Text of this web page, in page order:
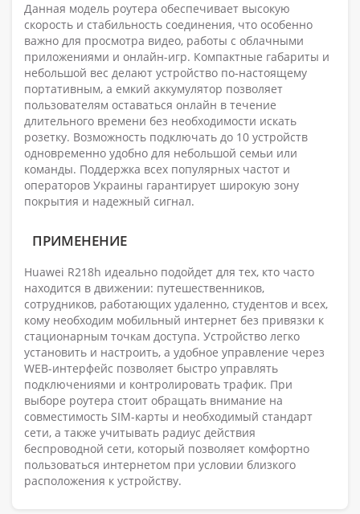
Данная модель роутера обеспечивает высокую
скорость и стабильность соединения, что особенно
важно для просмотра видео, работы с облачными
приложениями и онлайн-игр. Компактные габариты и
небольшой вес делают устройство по-настоящему
портативным, а емкий аккумулятор позволяет
пользователям оставаться онлайн в течение
длительного времени без необходимости искать
розетку. Возможность подключать до 10 устройств
одновременно удобно для небольшой семьи или
команды. Поддержка всех популярных частот и
операторов Украины гарантирует широкую зону
покрытия и надежный сигнал.
ПРИМЕНЕНИЕ
Huawei R218h идеально подойдет для тех, кто часто
находится в движении: путешественников,
сотрудников, работающих удаленно, студентов и всех,
кому необходим мобильный интернет без привязки к
стационарным точкам доступа. Устройство легко
установить и настроить, а удобное управление через
WEB-интерфейс позволяет быстро управлять
подключениями и контролировать трафик. При
выборе роутера стоит обращать внимание на
совместимость SIM-карты и необходимый стандарт
сети, а также учитывать радиус действия
беспроводной сети, который позволяет комфортно
пользоваться интернетом при условии близкого
расположения к устройству.